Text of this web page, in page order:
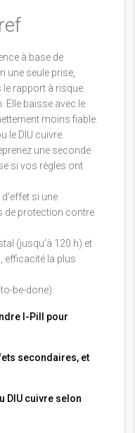
à base de
une seule prise,
le rapport à risque.
Elle baisse avec le
moins fiable.
le DIU cuivre.
une seconde
si vos règles ont
si une
de protection contre
(jusqu’à 120 h) et
efficacité la plus
be-done):
I-Pill pour
secondaires, et
DIU cuivre selon